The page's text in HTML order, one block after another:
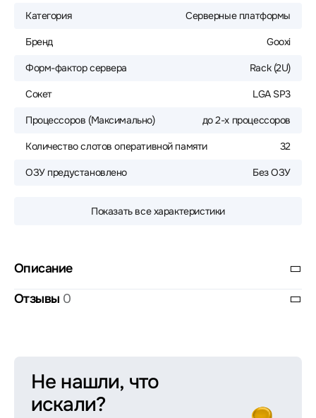
Категория Серверные платформы
Бренд Gooxi
Форм-фактор сервера Rack (2U)
Сокет LGA SP3
Процессоров (Максимально) до 2-х процессоров
Количество слотов оперативной памяти 32
ОЗУ предустановлено Без ОЗУ
Показать все характеристики
Описание
Отзывы 0
Не нашли, что
искали?